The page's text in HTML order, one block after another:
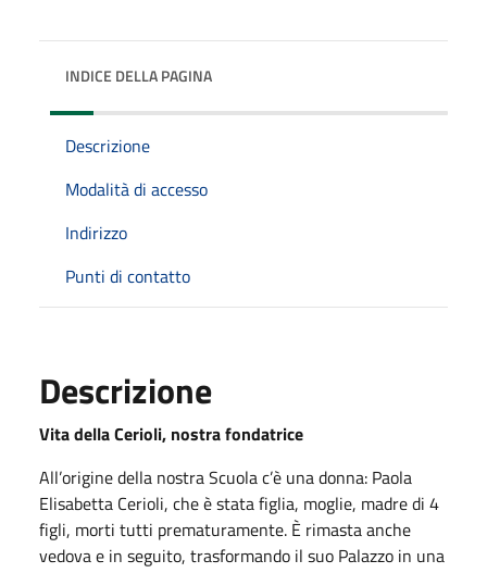
INDICE DELLA PAGINA
Descrizione
Modalità di accesso
Indirizzo
Punti di contatto
Descrizione
Vita della Cerioli, nostra fondatrice
All’origine della nostra Scuola c’è una donna: Paola
Elisabetta Cerioli, che è stata figlia, moglie, madre di 4
figli, morti tutti prematuramente. È rimasta anche
vedova e in seguito, trasformando il suo Palazzo in una